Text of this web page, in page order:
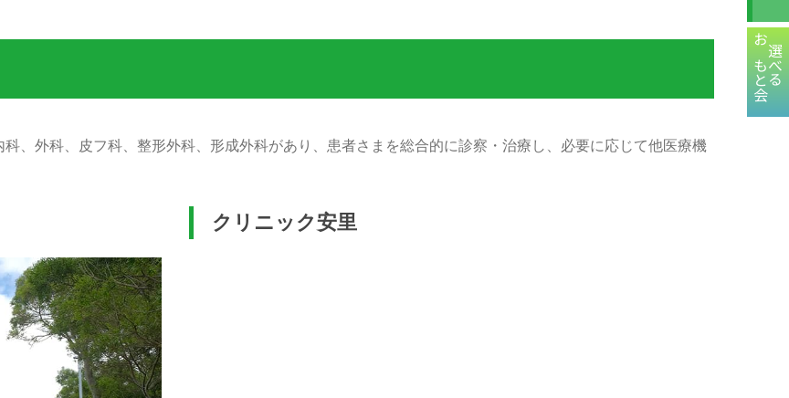
選べる
おもと会
、外科、皮フ科、整形外科、形成外科があり、患者さまを総合的に診察・治療し、必要に応じて他医療機
クリニック安里